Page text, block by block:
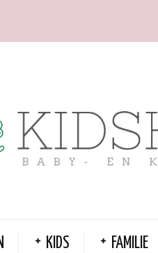
KIDS FAMILIE